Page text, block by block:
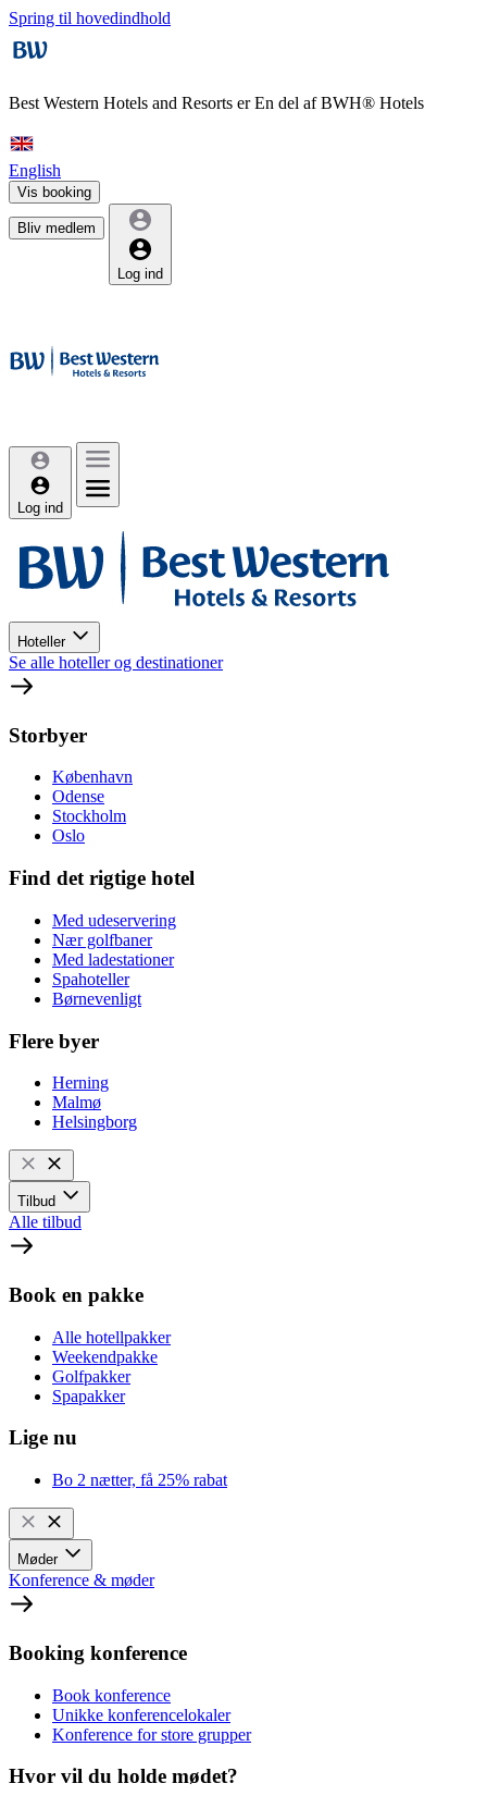
Spring til hovedindhold
Best Western Hotels and Resorts erEn del af BWH® Hotels
English
Vis booking
Bliv medlem
Log ind
Log ind
Hoteller
Se alle hoteller og destinationer
Storbyer
København
Odense
Stockholm
Oslo
Find det rigtige hotel
Med udeservering
Nær golfbaner
Med ladestationer
Spahoteller
Børnevenligt
Flere byer
Herning
Malmø
Helsingborg
Tilbud
Alle tilbud
Book en pakke
Alle hotellpakker
Weekendpakke
Golfpakker
Spapakker
Lige nu
Bo 2 nætter, få 25% rabat
Møder
Konference & møder
Booking konference
Book konference
Unikke konferencelokaler
Konference for store grupper
Hvor vil du holde mødet?